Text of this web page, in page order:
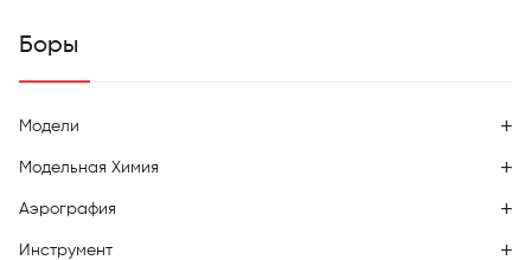
Боры
Модели
Модельная Химия
Аэрография
Инструмент